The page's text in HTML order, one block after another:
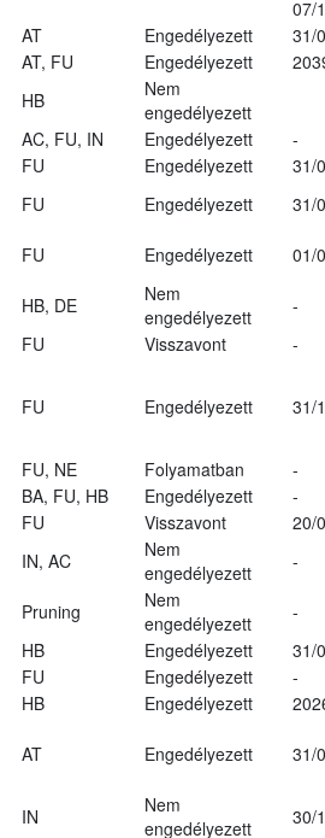
07/
AT Engedélyezett
31/
AT, FU Engedélyezett
HB
Nem
engedélyezett
AC, FU, IN Engedélyezett
-
FU Engedélyezett
31/
FU Engedélyezett
31/
FU Engedélyezett 01/
HB, DE
Nem
engedélyezett
-
FU Visszavont
-
FU Engedélyezett 31/
FU, NE Folyamatban
-
BA, FU, HB Engedélyezett
-
FU Visszavont
20/
IN, AC
Nem
engedélyezett
-
Pruning
Nem
engedélyezett
-
HB Engedélyezett
31/
FU Engedélyezett
-
HB Engedélyezett
AT Engedélyezett 31/
IN
Nem
engedélyezett
30/